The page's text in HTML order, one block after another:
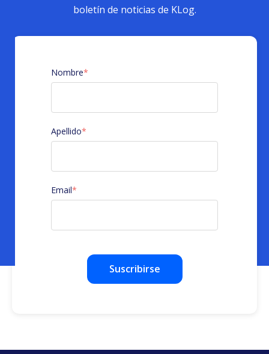
boletín de noticias de KLog.
Nombre*
Apellido*
Email*